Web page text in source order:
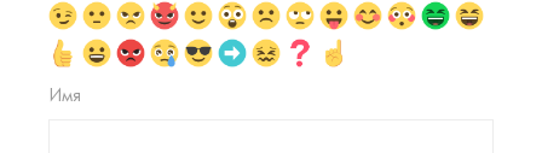
Имя